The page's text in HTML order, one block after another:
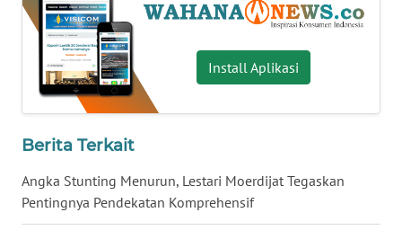
Install Aplikasi
Berita Terkait
Angka Stunting Menurun, Lestari Moerdijat Tegaskan
Pentingnya Pendekatan Komprehensif
WN
NUSANTARA
WN
WN
JATIM
WN